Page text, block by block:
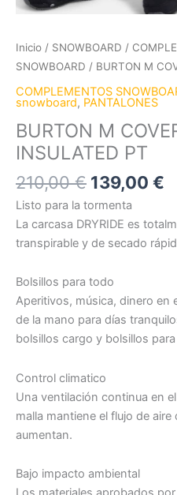
Inicio / SNOWBOARD /
SNOWBOARD / BURTON M
COMPLEMENTOS
snowboard, PANTALONES
BURTON M
INSULATED PT
210,00€ 139,00 €
Listo para la tormenta
La carcasa DRYRIDE es
transpirable y de secado
Bolsillos para todo
Aperitivos, música, dinero en
de la mano para días
bolsillos cargo y bolsillos
Control climatico
Una ventilación continua en
malla mantiene el flujo de
aumentan.
Bajo impacto ambiental